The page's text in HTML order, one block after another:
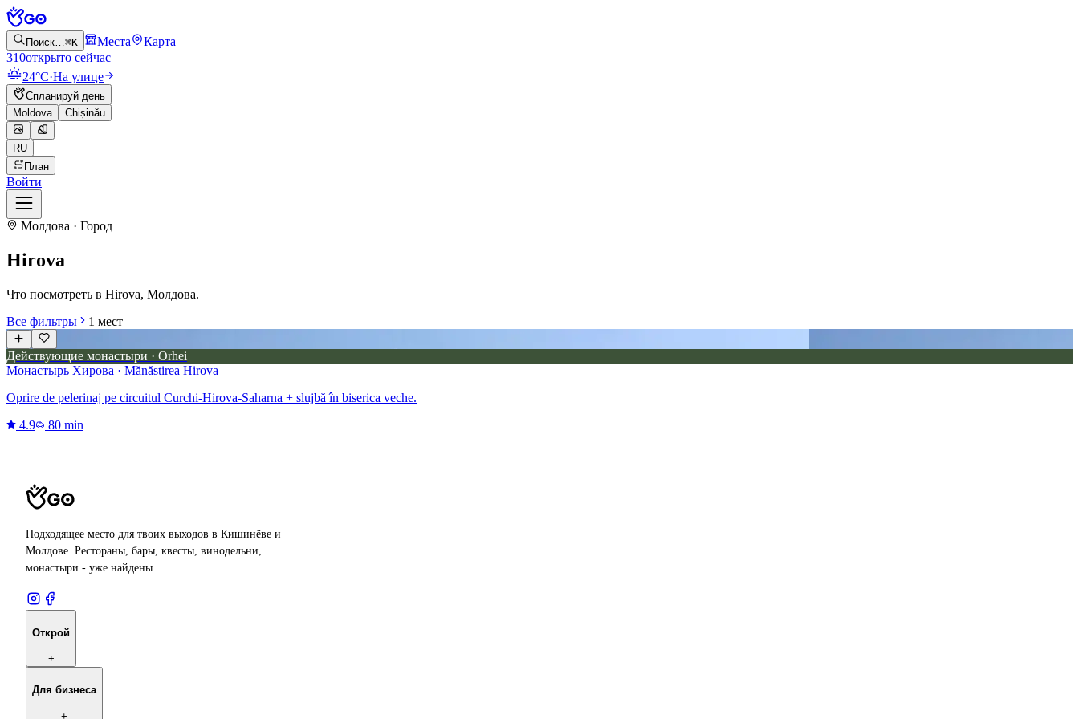
Поиск…⌘K Места
Карта
310открыто сейчас
24°C·На улице
Спланируй день
Moldova
Chișinău
RU
План
Войти
Молдова · Город
Hirova
Что посмотреть в Hirova, Молдова.
Все фильтры
1 мест
Действующие монастыри · Orhei
Монастырь Хирова · Mănăstirea Hirova
Oprire de pelerinaj pe circuitul Curchi-Hirova-Saharna + slujbă în biserica veche.
4.9
80 min
Подходящее место для твоих выходов в Кишинёве и
Молдове. Рестораны, бары, квесты, винодельни,
монастыри - уже найдены.
Открой
+
Для бизнеса
+